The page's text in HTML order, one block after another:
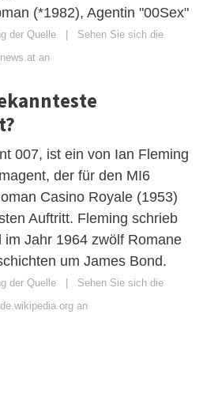
(*1982), Agentin "00Sex"
der Quelle | Sehen Sie sich die
an
007, ist ein von Ian Fleming
der für den MI6
Casino Royale (1953)
Auftritt. Fleming schrieb
im Jahr 1964 zwölf Romane
um James Bond.
der Quelle | Sehen Sie sich die
an